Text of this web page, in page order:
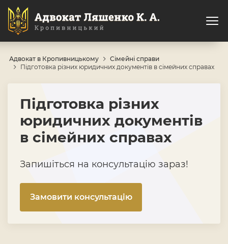
Адвокат в Кропивницькому
Сімейні справи
Підготовка різних юридичних документів в сімейних справах
Підготовка різних
юридичних документів
в сімейних справах
Запишіться на консультацію зараз!
Замовити консультацію